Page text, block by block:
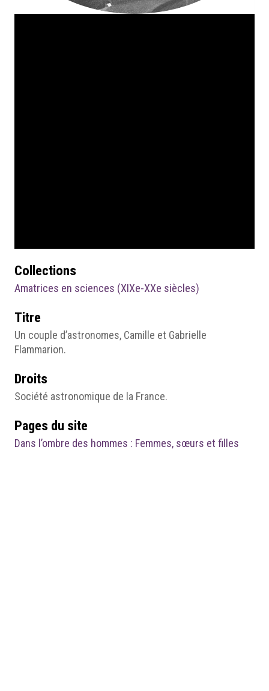
Collections
Amatrices en sciences (XIXe-XXe siècles)
Titre
Un couple d’astronomes, Camille et Gabrielle
Flammarion.
Droits
Société astronomique de la France.
Pages du site
Dans l’ombre des hommes : Femmes, sœurs et filles